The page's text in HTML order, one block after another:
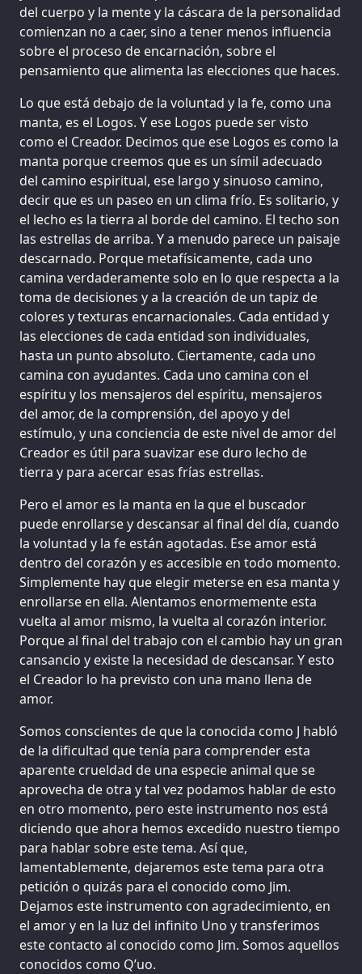
del cuerpo y la mente y la cáscara de la personalidad
comienzan no a caer, sino a tener menos influencia
sobre el proceso de encarnación, sobre el
pensamiento que alimenta las elecciones que haces.
Lo que está debajo de la voluntad y la fe, como una
manta, es el Logos. Y ese Logos puede ser visto
como el Creador. Decimos que ese Logos es como la
manta porque creemos que es un símil adecuado
del camino espiritual, ese largo y sinuoso camino,
decir que es un paseo en un clima frío. Es solitario, y
el lecho es la tierra al borde del camino. El techo son
las estrellas de arriba. Y a menudo parece un paisaje
descarnado. Porque metafísicamente, cada uno
camina verdaderamente solo en lo que respecta a la
toma de decisiones y a la creación de un tapiz de
colores y texturas encarnacionales. Cada entidad y
las elecciones de cada entidad son individuales,
hasta un punto absoluto. Ciertamente, cada uno
camina con ayudantes. Cada uno camina con el
espíritu y los mensajeros del espíritu, mensajeros
del amor, de la comprensión, del apoyo y del
estímulo, y una conciencia de este nivel de amor del
Creador es útil para suavizar ese duro lecho de
tierra y para acercar esas frías estrellas.
Pero el amor es la manta en la que el buscador
puede enrollarse y descansar al final del día, cuando
la voluntad y la fe están agotadas. Ese amor está
dentro del corazón y es accesible en todo momento.
Simplemente hay que elegir meterse en esa manta y
enrollarse en ella. Alentamos enormemente esta
vuelta al amor mismo, la vuelta al corazón interior.
Porque al final del trabajo con el cambio hay un gran
cansancio y existe la necesidad de descansar. Y esto
el Creador lo ha previsto con una mano llena de
amor.
Somos conscientes de que la conocida como J habló
de la dificultad que tenía para comprender esta
aparente crueldad de una especie animal que se
aprovecha de otra y tal vez podamos hablar de esto
en otro momento, pero este instrumento nos está
diciendo que ahora hemos excedido nuestro tiempo
para hablar sobre este tema. Así que,
lamentablemente, dejaremos este tema para otra
petición o quizás para el conocido como Jim.
Dejamos este instrumento con agradecimiento, en
el amor y en la luz del infinito Uno y transferimos
este contacto al conocido como Jim. Somos aquellos
conocidos como Q’uo.